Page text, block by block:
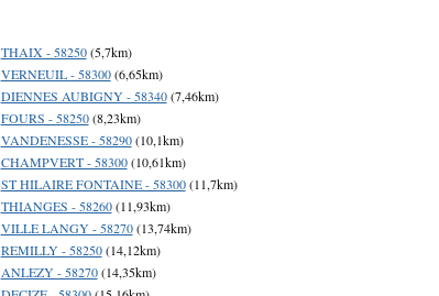
THAIX - 58250(5,7km)
VERNEUIL - 58300(6,65km)
DIENNES AUBIGNY - 58340(7,46km)
FOURS - 58250(8,23km)
VANDENESSE - 58290(10,1km)
CHAMPVERT - 58300(10,61km)
ST HILAIRE FONTAINE - 58300(11,7km)
THIANGES - 58260(11,93km)
VILLE LANGY - 58270(13,74km)
REMILLY - 58250(14,12km)
ANLEZY - 58270(14,35km)